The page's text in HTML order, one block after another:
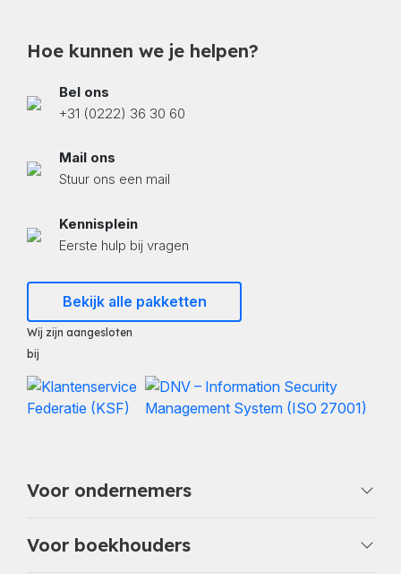
Hoe kunnen we je helpen?
Bel ons
+31 (0222) 36 30 60
Mail ons
Stuur ons een mail
Kennisplein
Eerste hulp bij vragen
Bekijk alle pakketten
Wij zijn aangesloten
bij
Voor ondernemers
Voor boekhouders